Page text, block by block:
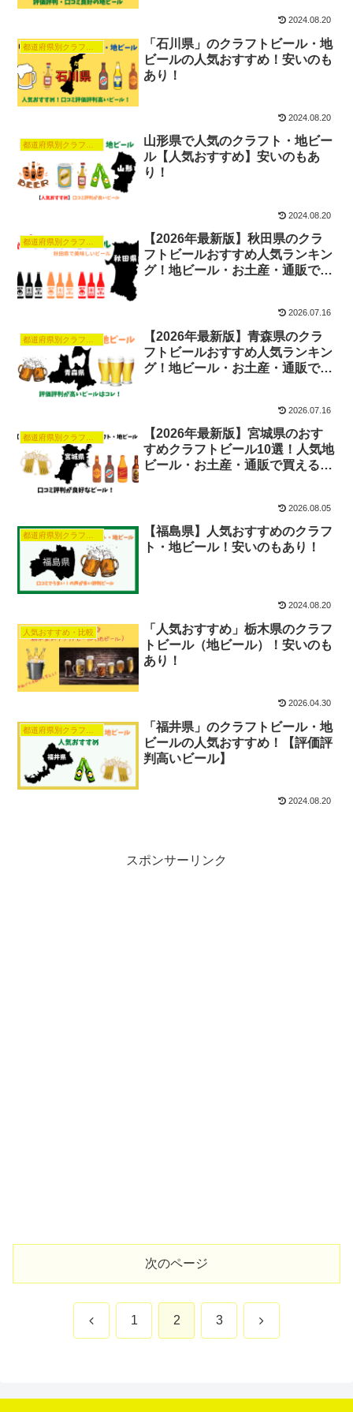
2024.08.20
「石川県」のクラフトビール・地
ビールの人気おすすめ！安いのも
あり！
2024.08.20
山形県で人気のクラフト・地ビー
ル【人気おすすめ】安いのもあ
り！
2024.08.20
都道府県別クラフトビール人気おすすめ
【2026年最新版】秋田県のクラ
フトビールおすすめ人気ランキン
グ！地ビール・お土産・通販で買
2026.07.16
【2026年最新版】青森県のクラ
フトビールおすすめ人気ランキン
グ！地ビール・お土産・通販で買
2026.07.16
【2026年最新版】宮城県のおす
すめクラフトビール10選！人気地
ビール・お土産・通販で買える銘
2026.08.05
【福島県】人気おすすめのクラフ
ト・地ビール！安いのもあり！
2024.08.20
人気おすすめ・比較
「人気おすすめ」栃木県のクラフ
トビール（地ビール）！安いのも
あり！
2026.04.30
「福井県」のクラフトビール・地
ビールの人気おすすめ！【評価評
判高いビール】
2024.08.20
スポンサーリンク
次のページ
前 1 2 3 次